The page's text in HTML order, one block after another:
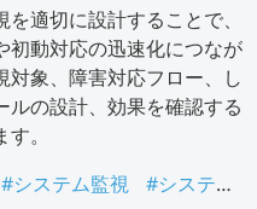
適切に設計することで、
初動対応の迅速化につなが
対象、障害対応フロー、し
ルの設計、効果を確認する
。
#システム監視
#システム